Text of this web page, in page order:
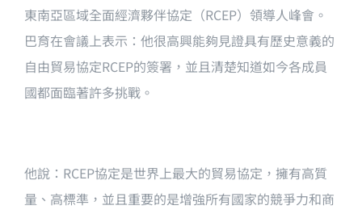
東南亞區域全面經濟夥伴協定（RCEP）領導人峰會。
巴育在會議上表示：他很高興能夠見證具有歷史意義的
自由貿易協定RCEP的簽署，並且清楚知道如今各成員
國都面臨著許多挑戰。
他說：RCEP協定是世界上最大的貿易協定，擁有高質
量、高標準，並且重要的是增強所有國家的競爭力和商